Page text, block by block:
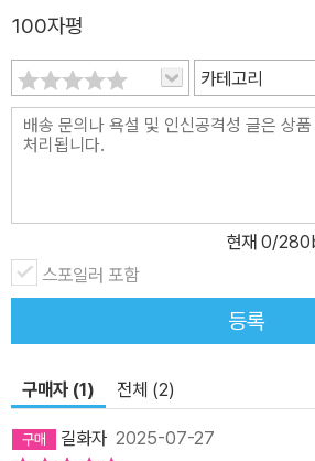
100자평
카테고리
현재 0/
스포일러 포함
등록
구매자 (1) 전체 (2)
길화자 2025-07-27